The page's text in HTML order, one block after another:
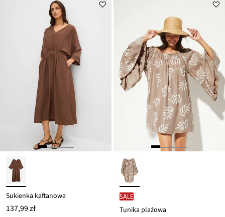
Sukienka kaftanowa
137,99 zł
SALE
Tunika plażowa